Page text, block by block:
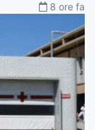
8 ore fa